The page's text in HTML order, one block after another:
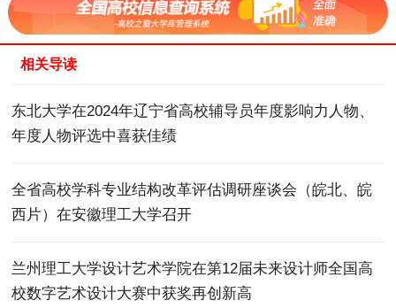
相关导读
东北大学在2024年辽宁省高校辅导员年度影响力人物、
年度人物评选中喜获佳绩
全省高校学科专业结构改革评估调研座谈会（皖北、皖
西片）在安徽理工大学召开
兰州理工大学设计艺术学院在第12届未来设计师全国高
校数字艺术设计大赛中获奖再创新高